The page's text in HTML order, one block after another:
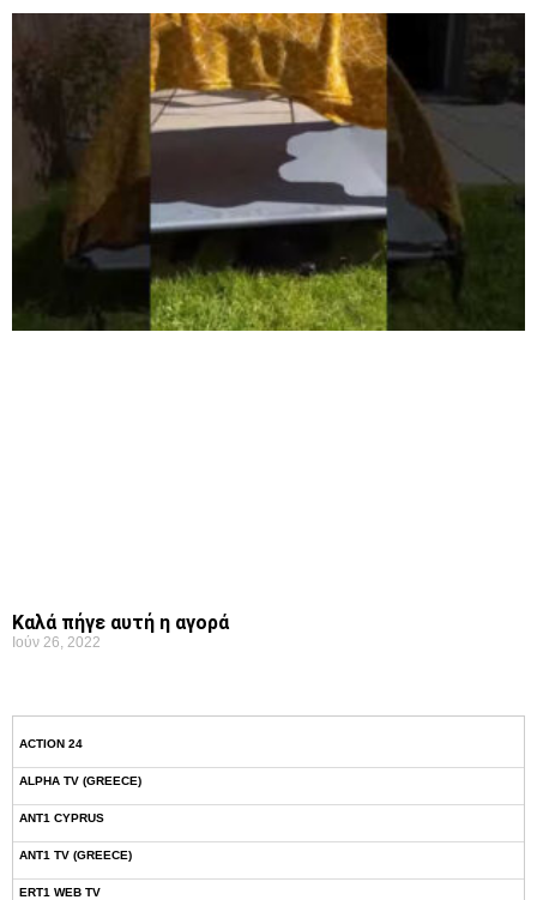
Καλά πήγε αυτή η αγορά
Ιούν 26, 2022
ACTION 24
ALPHA TV (GREECE)
ANT1 CYPRUS
ANT1 TV (GREECE)
ERT1 WEB TV